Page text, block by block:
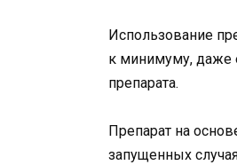
Использование
к минимуму, даже
препарата.
Препарат на
запущенных